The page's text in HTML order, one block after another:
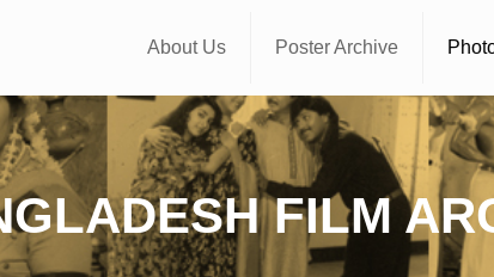
About Us Poster Archive
FILM